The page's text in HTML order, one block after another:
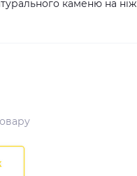
каменю на